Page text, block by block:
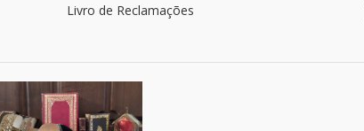
Livro de Reclamações